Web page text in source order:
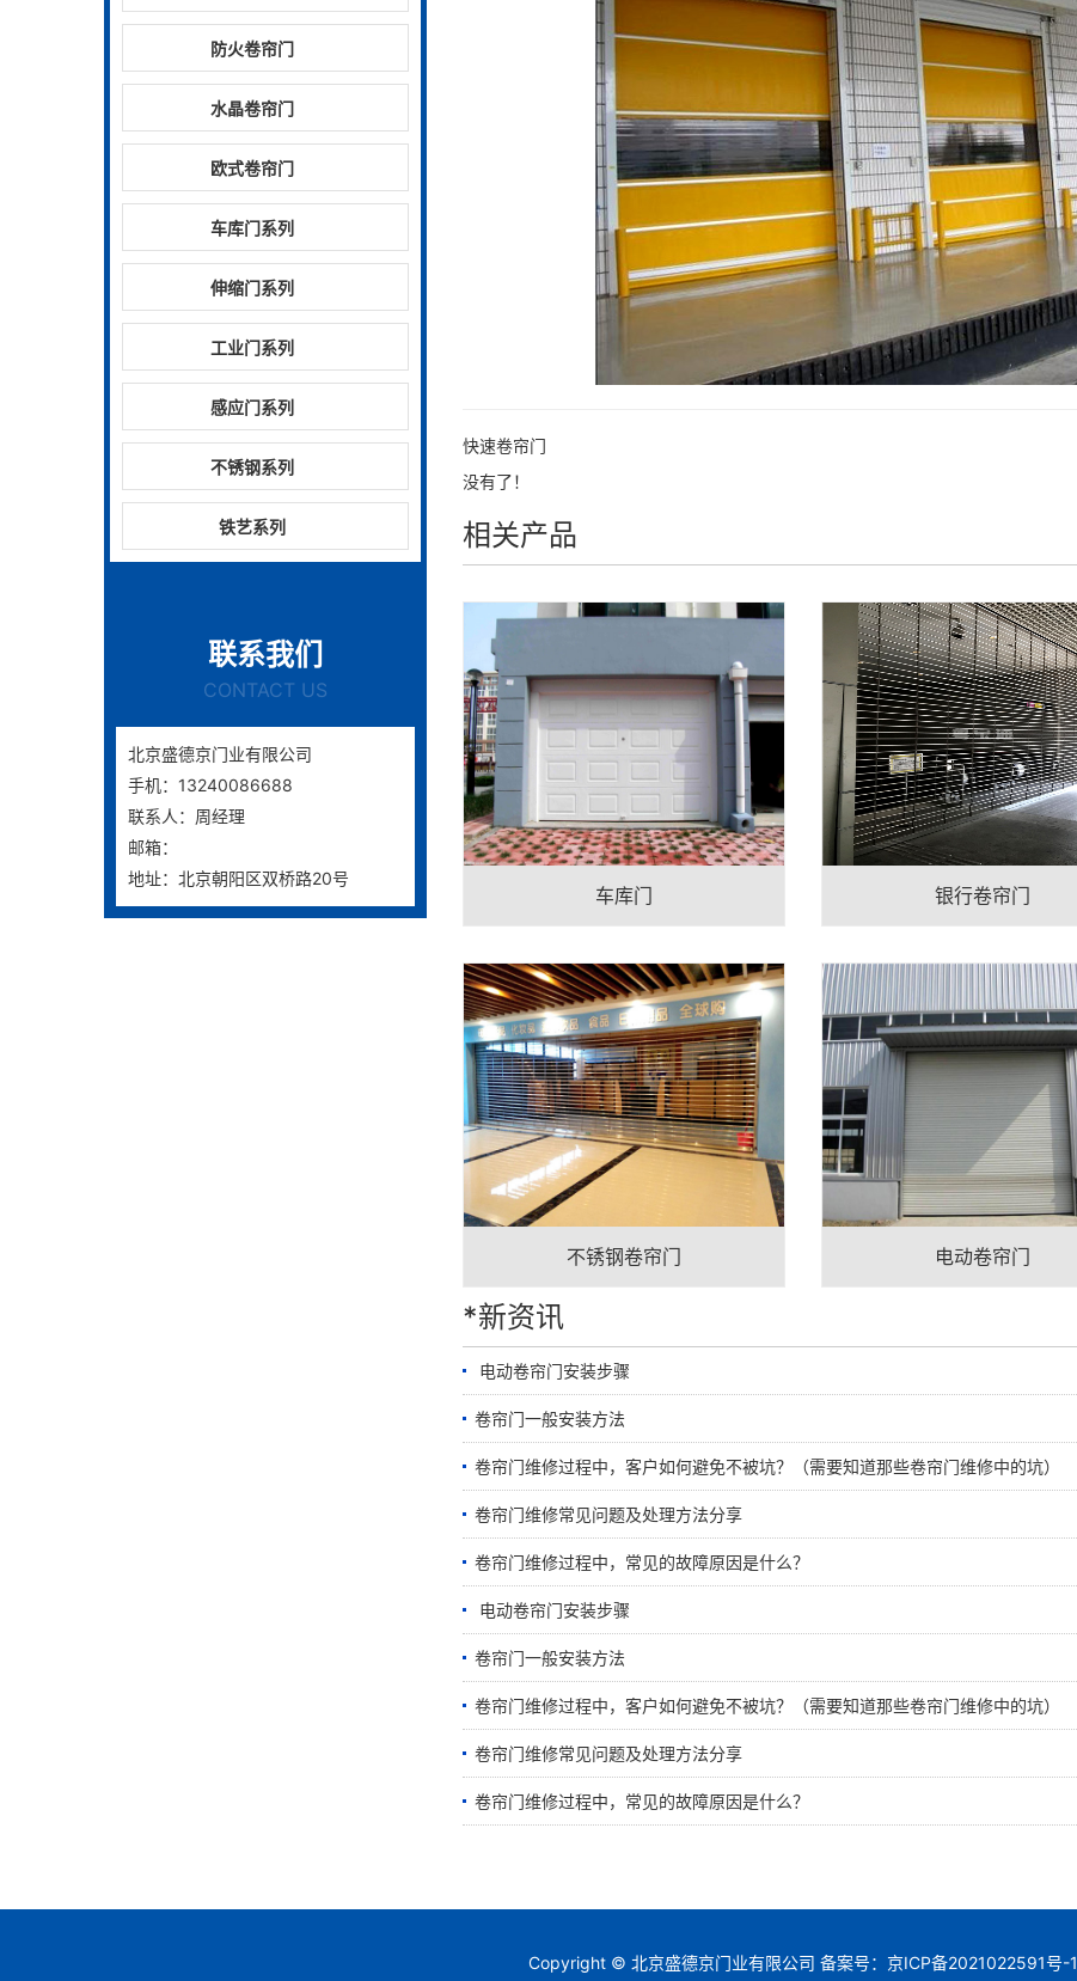
防火卷帘门
水晶卷帘门
欧式卷帘门
车库门系列
伸缩门系列
工业门系列
感应门系列
不锈钢系列
铁艺系列
联系我们
CONTACT US
北京盛德京门业有限公司
手机：13240086688
联系人：周经理
邮箱：
地址：北京朝阳区双桥路20号
快速卷帘门
没有了！
相关产品
车库门 银行卷帘门
不锈钢卷帘门 电动卷帘门
*新资讯
​ 电动卷帘门安装步骤
卷帘门一般安装方法
卷帘门维修过程中，客户如何避免不被坑？（需要知道那些卷帘门维修中的坑）
卷帘门维修常见问题及处理方法分享
卷帘门维修过程中，常见的故障原因是什么？
​ 电动卷帘门安装步骤
卷帘门一般安装方法
卷帘门维修过程中，客户如何避免不被坑？（需要知道那些卷帘门维修中的坑）
卷帘门维修常见问题及处理方法分享
卷帘门维修过程中，常见的故障原因是什么？
Copyright © 北京盛德京门业有限公司 备案号： 京ICP备2021022591号-1